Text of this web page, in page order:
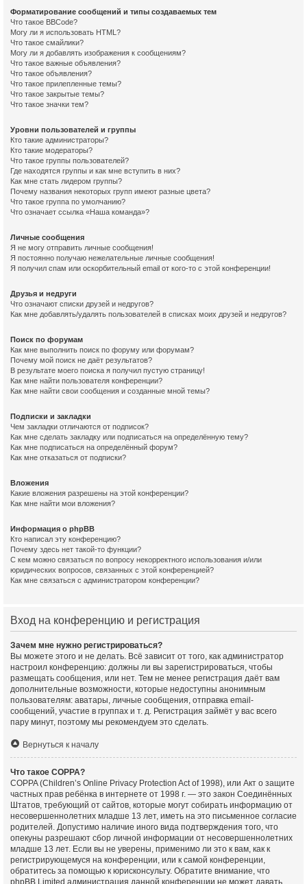
Форматирование сообщений и типы создаваемых тем
Что такое BBCode?
Могу ли я использовать HTML?
Что такое смайлики?
Могу ли я добавлять изображения к сообщениям?
Что такое важные объявления?
Что такое объявления?
Что такое прилепленные темы?
Что такое закрытые темы?
Что такое значки тем?
Уровни пользователей и группы
Кто такие администраторы?
Кто такие модераторы?
Что такое группы пользователей?
Где находятся группы и как мне вступить в них?
Как мне стать лидером группы?
Почему названия некоторых групп имеют разные цвета?
Что такое группа по умолчанию?
Что означает ссылка «Наша команда»?
Личные сообщения
Я не могу отправить личные сообщения!
Я постоянно получаю нежелательные личные сообщения!
Я получил спам или оскорбительный email от кого-то с этой конференции!
Друзья и недруги
Что означают списки друзей и недругов?
Как мне добавлять/удалять пользователей в списках моих друзей и недругов?
Поиск по форумам
Как мне выполнить поиск по форуму или форумам?
Почему мой поиск не даёт результатов?
В результате моего поиска я получил пустую страницу!
Как мне найти пользователя конференции?
Как мне найти свои сообщения и созданные мной темы?
Подписки и закладки
Чем закладки отличаются от подписок?
Как мне сделать закладку или подписаться на определённую тему?
Как мне подписаться на определённый форум?
Как мне отказаться от подписки?
Вложения
Какие вложения разрешены на этой конференции?
Как мне найти мои вложения?
Информация о phpBB
Кто написал эту конференцию?
Почему здесь нет такой-то функции?
С кем можно связаться по вопросу некорректного использования и/или
юридических вопросов, связанных с этой конференцией?
Как мне связаться с администратором конференции?
Вход на конференцию и регистрация
Зачем мне нужно регистрироваться?
Вы можете этого и не делать. Всё зависит от того, как администратор
настроил конференцию: должны ли вы зарегистрироваться, чтобы
размещать сообщения, или нет. Тем не менее регистрация даёт вам
дополнительные возможности, которые недоступны анонимным
пользователям: аватары, личные сообщения, отправка email-
сообщений, участие в группах и т. д. Регистрация займёт у вас всего
пару минут, поэтому мы рекомендуем это сделать.
Вернуться к началу
Что такое COPPA?
COPPA (Children’s Online Privacy Protection Act of 1998), или Акт о защите
частных прав ребёнка в интернете от 1998 г. — это закон Соединённых
Штатов, требующий от сайтов, которые могут собирать информацию от
несовершеннолетних младше 13 лет, иметь на это письменное согласие
родителей. Допустимо наличие иного вида подтверждения того, что
опекуны разрешают сбор личной информации от несовершеннолетних
младше 13 лет. Если вы не уверены, применимо ли это к вам, как к
регистрирующемуся на конференции, или к самой конференции,
обратитесь за помощью к юрисконсульту. Обратите внимание, что
phpBB Limited администрация данной конференции не может давать